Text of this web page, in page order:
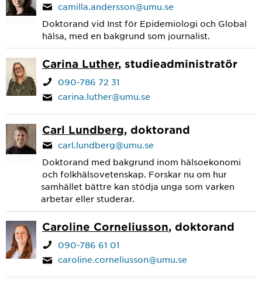
camilla.andersson@umu.se
Doktorand vid Inst för Epidemiologi och Global
hälsa, med en bakgrund som journalist.
Carina Luther, studieadministratör
090-786 72 31
carina.luther@umu.se
Carl Lundberg, doktorand
carl.lundberg@umu.se
Doktorand med bakgrund inom hälsoekonomi
och folkhälsovetenskap. Forskar nu om hur
samhället bättre kan stödja unga som varken
arbetar eller studerar.
Caroline Corneliusson, doktorand
090-786 61 01
caroline.corneliusson@umu.se